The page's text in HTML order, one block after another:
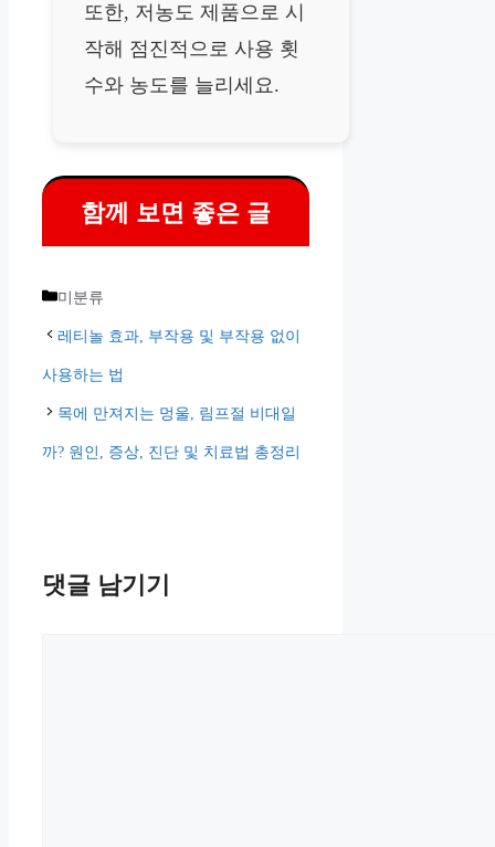
또한, 저농도 제품으로 시
작해 점진적으로 사용 횟
수와 농도를 늘리세요.
함께 보면 좋은 글
카
테
고
리
미분류
레티놀 효과, 부작용 및 부작용 없이
사용하는 법
목에 만져지는 멍울, 림프절 비대일
까? 원인, 증상, 진단 및 치료법 총정리
댓글 남기기